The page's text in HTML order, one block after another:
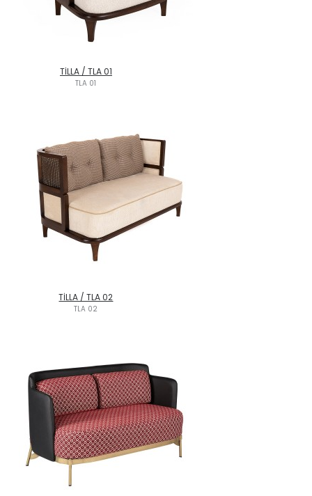
TİLLA / TLA 01
TLA 01
TİLLA / TLA 02
TLA 02